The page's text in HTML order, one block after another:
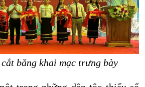
băng khai mạc trưng bày